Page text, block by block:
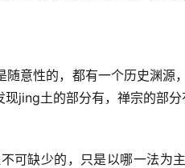
意性的，都有一个历史渊源
jing土的部分有，禅宗的部分
可缺少的，只是以哪一法为